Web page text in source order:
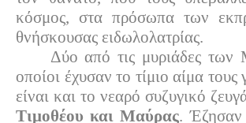
κόσμος, στα πρόσωπα των
θνήσκουσας ειδωλολατρίας.
Δύο από τις μυριάδες των
οποίοι έχυσαν το τίμιο αίμα τους
είναι και το νεαρό συζυγικό
Τιμοθέου και Μαύρας. Έζησαν